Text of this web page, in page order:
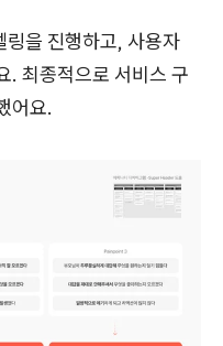
을 진행하고, 사용자
. 최종적으로 서비스 구
어요.